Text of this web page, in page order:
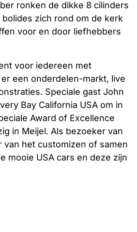
ronken de dikke 8 cilinders
zich rond om de kerk
voor en door liefhebbers
voor iedereen met
een onderdelen-markt, live
Speciale gast John
Bay California USA om in
Award of Excellence
in Meijel. Als bezoeker van
het customizen of samen
mooie USA cars en deze zijn